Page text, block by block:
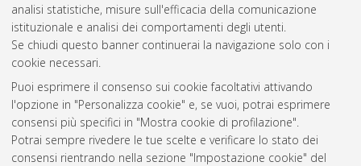
analisi statistiche, misure sull'efficacia della comunicazione
istituzionale e analisi dei comportamenti degli utenti.
Se chiudi questo banner continuerai la navigazione solo con i
cookie necessari.
Puoi esprimere il consenso sui cookie facoltativi attivando
l'opzione in "Personalizza cookie" e, se vuoi, potrai esprimere
consensi più specifici in "Mostra cookie di profilazione".
Potrai sempre rivedere le tue scelte e verificare lo stato dei
consensi rientrando nella sezione "Impostazione cookie" del
Questa lista e' stata generata ilThu Aug 6 23:32:18 2026
CEST
Atom
Rss 1.0
Rss 2.0